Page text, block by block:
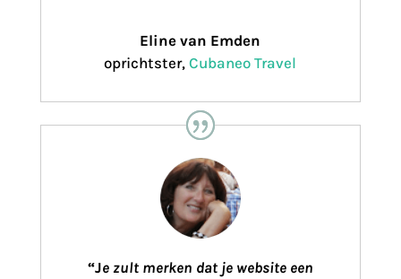
Eline van Emden
oprichtster, Cubaneo Travel
“Je zult merken dat je website een